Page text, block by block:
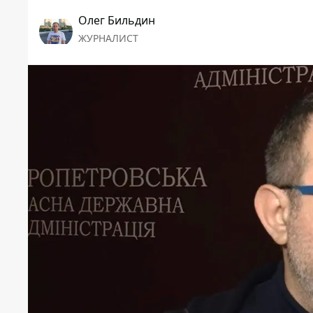
Олег Бильдин
ЖУРНАЛИСТ